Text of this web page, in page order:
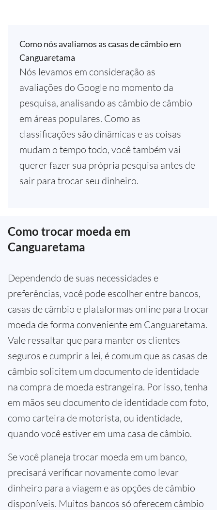
Como nós avaliamos as casas de câmbio em
Canguaretama
Nós levamos em consideração as
avaliações do Google no momento da
pesquisa, analisando as câmbio de câmbio
em áreas populares. Como as
classificações são dinâmicas e as coisas
mudam o tempo todo, você também vai
querer fazer sua própria pesquisa antes de
sair para trocar seu dinheiro.
Como trocar moeda em
Canguaretama
Dependendo de suas necessidades e
preferências, você pode escolher entre bancos,
casas de câmbio e plataformas online para trocar
moeda de forma conveniente em Canguaretama.
Vale ressaltar que para manter os clientes
seguros e cumprir a lei, é comum que as casas de
câmbio solicitem um documento de identidade
na compra de moeda estrangeira. Por isso, tenha
em mãos seu documento de identidade com foto,
como carteira de motorista, ou identidade,
quando você estiver em uma casa de câmbio.
Se você planeja trocar moeda em um banco,
precisará verificar novamente como levar
dinheiro para a viagem e as opções de câmbio
disponíveis. Muitos bancos só oferecem câmbio